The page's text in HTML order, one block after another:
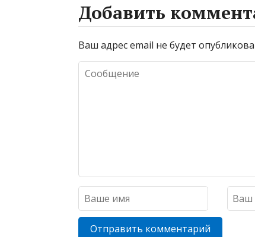
Добавить
Ваш адрес email не будет